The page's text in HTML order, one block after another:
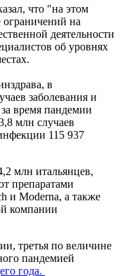
что "на этом
ограничений на
деятельности
об уровнях
в
заболевания и
время пандемии
млн случаев
115 937
млн итальянцев,
препаратами
и Moderna, а также
компании
третья по величине
пандемией
года.